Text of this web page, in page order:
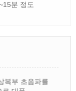
분 정도
복부 초음파를